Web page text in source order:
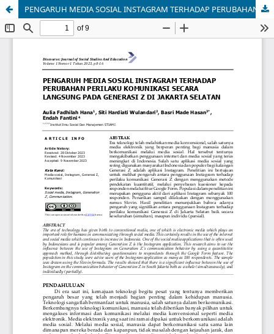
PENGARUH MEDIA SOSIAL INSTAGRAM TERHADAP PERUBAHAN PERILAKU KOMUNIKASI SECARA LANGSUNG PADA GENERASI Z DI JAKARTA SELATAN